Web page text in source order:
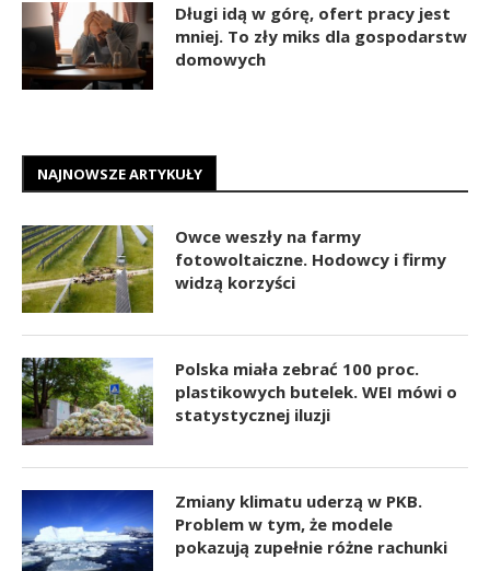
Długi idą w górę, ofert pracy jest
mniej. To zły miks dla gospodarstw
domowych
NAJNOWSZE ARTYKUŁY
Owce weszły na farmy
fotowoltaiczne. Hodowcy i firmy
widzą korzyści
Polska miała zebrać 100 proc.
plastikowych butelek. WEI mówi o
statystycznej iluzji
Zmiany klimatu uderzą w PKB.
Problem w tym, że modele
pokazują zupełnie różne rachunki